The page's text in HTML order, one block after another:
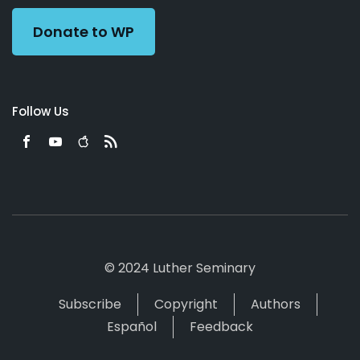
Donate to WP
Follow Us
© 2024 Luther Seminary
Subscribe
Copyright
Authors
Español
Feedback